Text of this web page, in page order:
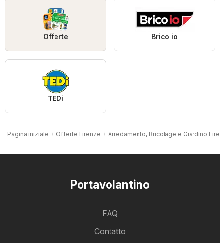
Offerte Brico io
TEDi
Pagina iniziale Offerte Firenze Arredamento, Bricolage e Giardino
Portavolantino
FAQ
Contatto